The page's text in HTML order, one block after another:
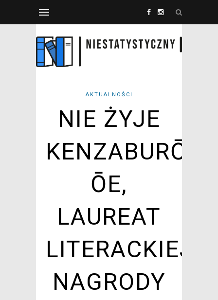
AKTUALNOŚCI
NIE ŻYJE
KENZABURŌ
ŌE,
LAUREAT
LITERACKIEJ
NAGRODY